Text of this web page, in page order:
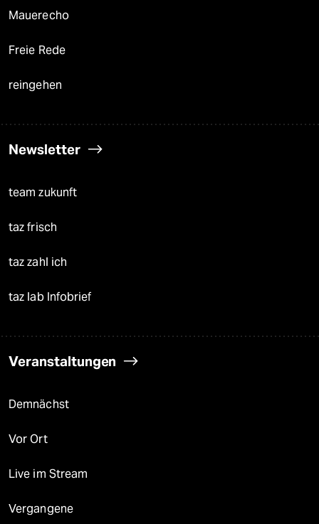
Mauerecho
Freie Rede
reingehen
Newsletter
team zukunft
taz frisch
taz zahl ich
taz lab Infobrief
Veranstaltungen
Demnächst
Vor Ort
Live im Stream
Vergangene